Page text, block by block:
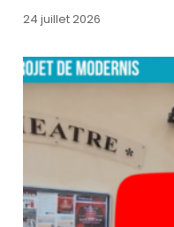
24 juillet 2026